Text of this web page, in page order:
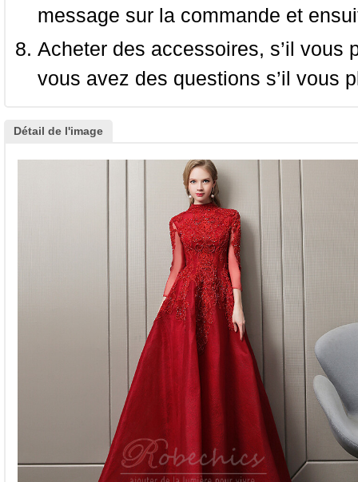
message sur la commande et
Acheter des accessoires, s’il
vous avez des questions s’il vous
Détail de l'image